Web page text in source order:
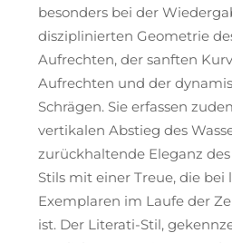
besonders bei der
disziplinierten Geometrie
Aufrechten, der sanften
Aufrechten und der
Schrägen. Sie erfassen
vertikalen Abstieg des
zurückhaltende Eleganz
Stils mit einer Treue, die bei
Exemplaren im Laufe der
ist. Der Literati-Stil,